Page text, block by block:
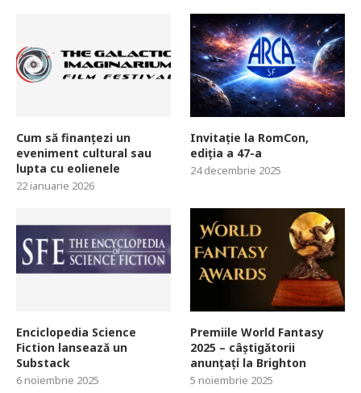
Cum să finanțezi un
eveniment cultural sau
lupta cu eolienele
22 ianuarie 2026
Invitație la RomCon,
ediția a 47-a
24 decembrie 2025
Enciclopedia Science
Fiction lansează un
Substack
6 noiembrie 2025
Premiile World Fantasy
2025 – câștigătorii
anunțați la Brighton
5 noiembrie 2025